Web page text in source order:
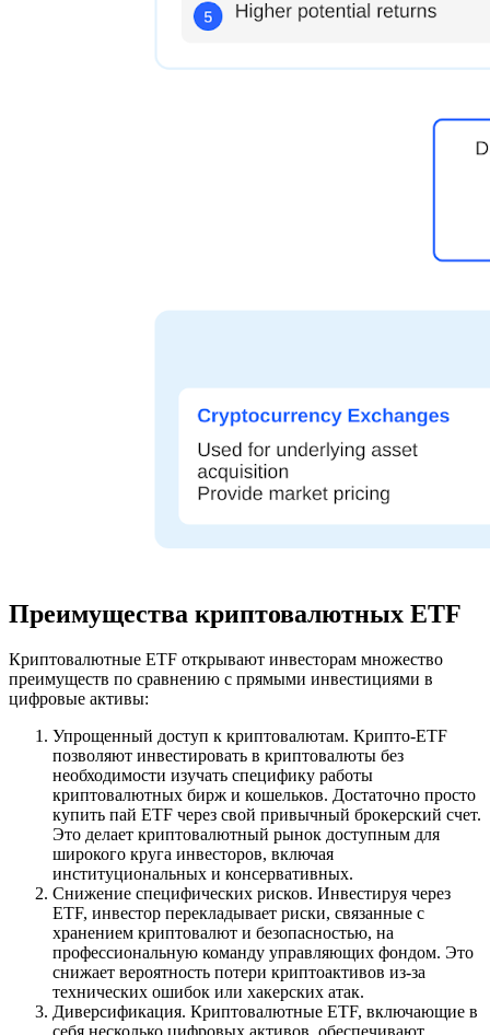
Преимущества криптовалютных ETF
Криптовалютные ETF открывают инвесторам множество
преимуществ по сравнению с прямыми инвестициями в
цифровые активы:
Упрощенный доступ к криптовалютам. Крипто-ETF
позволяют инвестировать в криптовалюты без
необходимости изучать специфику работы
криптовалютных бирж и кошельков. Достаточно просто
купить пай ETF через свой привычный брокерский счет.
Это делает криптовалютный рынок доступным для
широкого круга инвесторов, включая
институциональных и консервативных.
Снижение специфических рисков. Инвестируя через
ETF, инвестор перекладывает риски, связанные с
хранением криптовалют и безопасностью, на
профессиональную команду управляющих фондом. Это
снижает вероятность потери криптоактивов из-за
технических ошибок или хакерских атак.
Диверсификация. Криптовалютные ETF, включающие в